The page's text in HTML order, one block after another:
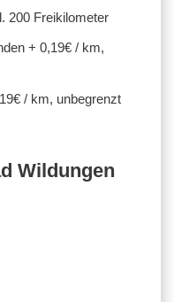
200 Freikilometer
+ 0,19€ / km,
/ km, unbegrenzt
Wildungen